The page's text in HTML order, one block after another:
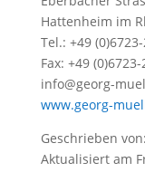
Hattenheim im
Tel.: +49
Fax: +49 (0)6723-
info@georg-
www.georg-
Geschrieben
Aktualisiert am